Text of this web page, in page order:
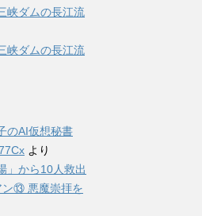
峡ダムの長江流
峡ダムの長江流
のAI仮想秘書
より
」から10人救出
ン⑬ 悪魔崇拝を